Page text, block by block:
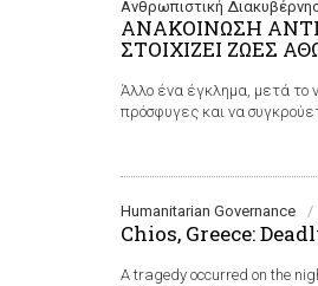
Ανθρωπιστική
ΑΝΑΚΟΙΝΩΣΗ
ΣΤΟΙΧΙΖΕΙ ΖΩΕΣ
Άλλο ένα έγκλημα, μετά το
πρόσφυγες και να
Humanitarian Governance /
Chios, Greece:
A tragedy occurred on the